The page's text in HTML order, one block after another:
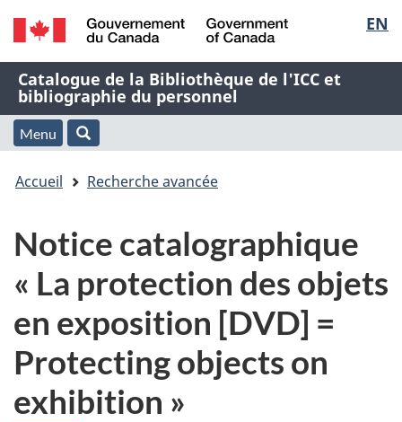
Passer
au
contenu
principal
Passer
à
« À
propos
de
application
Passer
à
la
version
HTML
de
la
EN
/
Government
of
Canada
Nom
de
l'application
Web
Catalogue de la Bibliothèque de l'ICC et
bibliographie du personnel
Menu
et
Menu
Vous
ici
Accueil Recherche avancée
Notice catalographique
« La protection des objets
en exposition [DVD] =
Protecting objects on
exhibition »